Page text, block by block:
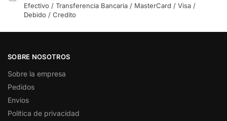
Efectivo / Transferencia Bancaria / MasterCard / Visa /
Debido / Credito
SOBRE NOSOTROS
Sobre la empresa
Pedidos
Envios
Politica de privacidad